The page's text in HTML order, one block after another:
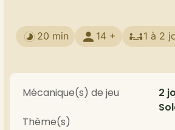
20 min 14 + 1 à 2
Mécanique(s) de jeu
2
Thème(s)